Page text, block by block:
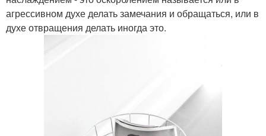
агрессивном духе делать замечания и обращаться, или в
духе отвращения делать иногда это.